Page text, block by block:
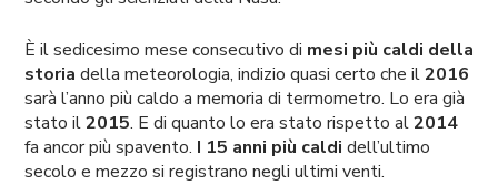
È il sedicesimo mese consecutivo di mesi più caldi della
storia della meteorologia, indizio quasi certo che il2016
sarà l’anno più caldo a memoria di termometro. Lo era già
stato il2015. E di quanto lo era stato rispetto al2014
fa ancor più spavento. I 15 anni più caldi dell’ultimo
secolo e mezzo si registrano negli ultimi venti.